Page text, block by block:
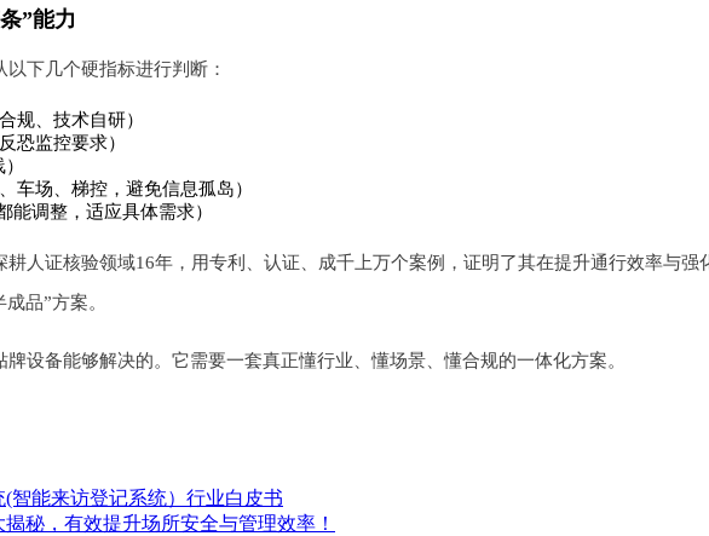
”能力
下几个硬指标进行判断：
规、技术自研）
恐监控要求）
车场、梯控，避免信息孤岛）
能调整，适应具体需求）
人证核验领域16年，用专利、认证、成千上万个案例，证明了其在提升通行效率与
品”方案。
设备能够解决的。它需要一套真正懂行业、懂场景、懂合规的一体化方案。
(智能来访登记系统）行业白皮书
秘，有效提升场所安全与管理效率！